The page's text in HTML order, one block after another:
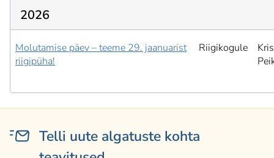
2026
Molutamise päev – teeme 29. jaanuarist
riigipüha!
Riigikogule
Telli uute algatuste kohta